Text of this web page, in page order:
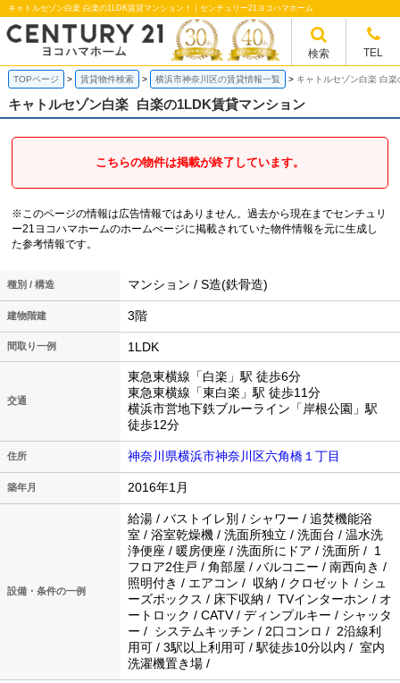
検索 TEL
キャトルセゾン白楽 白楽の1LDK賃貸マンション！｜センチュリー21ヨコハマホーム
TOPページ 賃貸物件検索 横浜市神奈川区の賃貸情報一覧 キャトルセゾン白楽 白
キャトルセゾン白楽 白楽の1LDK賃貸マンション
こちらの物件は掲載が終了しています。
※このページの情報は広告情報ではありません。過去から現在までセンチュリ
ー21ヨコハマホームのホームぺージに掲載されていた物件情報を元に生成し
た参考情報です。
種別 / 構造 マンション / S造(鉄骨造)
建物階建 3階
間取り一例 1LDK
交通
東急東横線「白楽」駅 徒歩6分
東急東横線「東白楽」駅 徒歩11分
横浜市営地下鉄ブルーライン「岸根公園」駅
徒歩12分
住所 神奈川県横浜市神奈川区六角橋１丁目
築年月 2016年1月
設備・条件の一例
給湯 / バストイレ別 / シャワー / 追焚機能浴
室 / 浴室乾燥機 / 洗面所独立 / 洗面台 / 温水洗
浄便座 / 暖房便座 / 洗面所にドア / 洗面所 / 1
フロア2住戸 / 角部屋 / バルコニー / 南西向き /
照明付き / エアコン / 収納 / クロゼット / シュ
ーズボックス / 床下収納 / TVインターホン / オ
ートロック / CATV / ディンプルキー / シャッタ
ー / システムキッチン / 2口コンロ / 2沿線利
用可 / 3駅以上利用可 / 駅徒歩10分以内 / 室内
洗濯機置き場 /